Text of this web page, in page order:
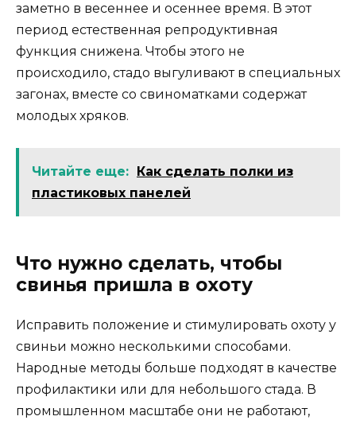
заметно в весеннее и осеннее время. В этот
период естественная репродуктивная
функция снижена. Чтобы этого не
происходило, стадо выгуливают в специальных
загонах, вместе со свиноматками содержат
молодых хряков.
Читайте еще:
Как сделать полки из
пластиковых панелей
Что нужно сделать, чтобы
свинья пришла в охоту
Исправить положение и стимулировать охоту у
свиньи можно несколькими способами.
Народные методы больше подходят в качестве
профилактики или для небольшого стада. В
промышленном масштабе они не работают,